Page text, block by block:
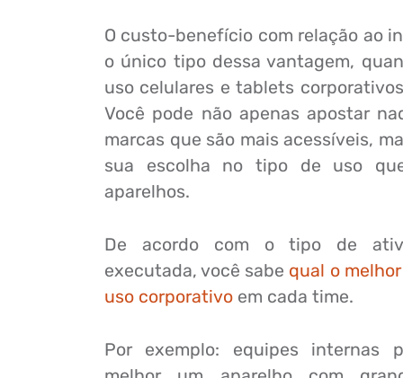
O custo-benefício com relação ao
o único tipo dessa vantagem,
uso celulares e tablets
Você pode não apenas apostar
marcas que são mais acessíveis,
sua escolha no tipo de uso
aparelhos.
De acordo com o tipo de
executada, você sabe qual o
uso corporativo em cada time.
Por exemplo: equipes internas